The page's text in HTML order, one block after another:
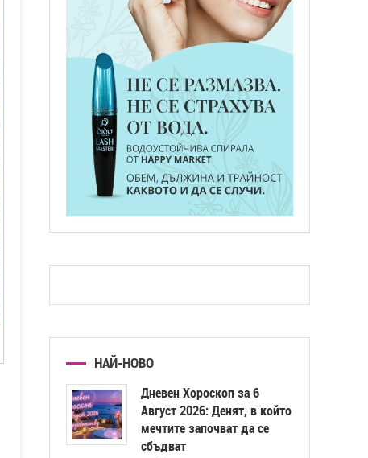
НАЙ-НОВО
Дневен Хороскоп за 6
Август 2026: Денят, в който
мечтите започват да се
сбъдват